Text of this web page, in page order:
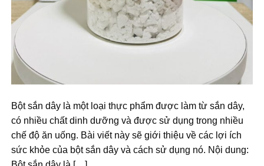
Bột sắn dây là một loại thực phẩm được làm từ sắn dây,
có nhiều chất dinh dưỡng và được sử dụng trong nhiều
chế độ ăn uống. Bài viết này sẽ giới thiệu về các lợi ích
sức khỏe của bột sắn dây và cách sử dụng nó. Nội dung: